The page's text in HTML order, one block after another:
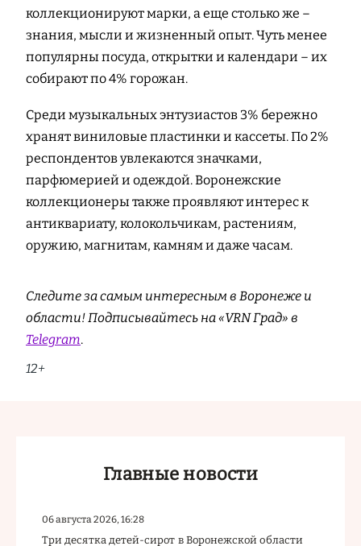
коллекционируют марки, а еще столько же –
знания, мысли и жизненный опыт. Чуть менее
популярны посуда, открытки и календари – их
собирают по 4% горожан.
Среди музыкальных энтузиастов 3% бережно
хранят виниловые пластинки и кассеты. По 2%
респондентов увлекаются значками,
парфюмерией и одеждой. Воронежские
коллекционеры также проявляют интерес к
антиквариату, колокольчикам, растениям,
оружию, магнитам, камням и даже часам.
Следите за самым интересным в Воронеже и
области! Подписывайтесь на «VRN Град» в
Telegram.
12+
Главные новости
06 августа 2026, 16:28
Три десятка детей-сирот в Воронежской области